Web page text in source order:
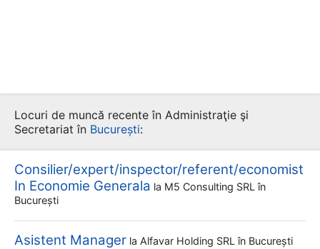
Locuri de muncă recente în Administraţie şi
Secretariat în București:
Consilier/expert/inspector/referent/economist
In Economie Generala la M5 Consulting SRL în
București
Asistent Manager la Alfavar Holding SRL în București